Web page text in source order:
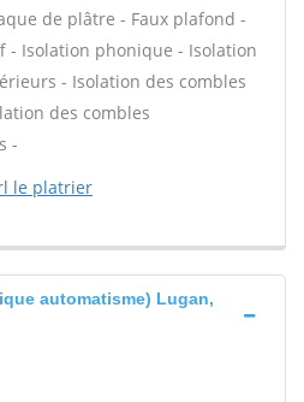
de plâtre - Faux plafond -
- Isolation phonique - Isolation
- Isolation des combles
des combles
-
le platrier
automatisme) Lugan,